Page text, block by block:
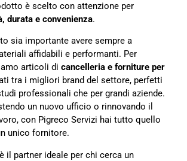
è scelto con attenzione per
durata e convenienza.
sia importante avere sempre a
affidabili e performanti. Per
articoli dicancelleria e forniture per
tra i migliori brand del settore, perfetti
professionali che per grandi aziende.
un nuovo ufficio o rinnovando il
con Pigreco Servizi hai tutto quello
unico fornitore.
il partner ideale per chi cerca un